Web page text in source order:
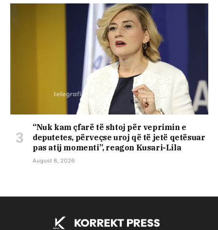
“Nuk kam çfarë të shtoj për veprimin e
deputetes, përveçse uroj që të jetë qetësuar
pas atij momenti”, reagon Kusari-Lila
August 8, 2026